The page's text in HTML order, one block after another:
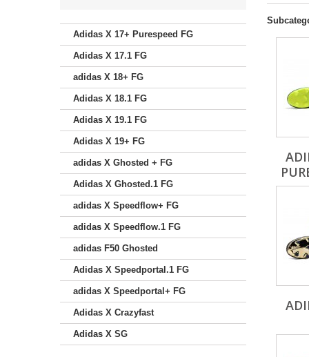
Adidas X 17+ Purespeed FG
Adidas X 17.1 FG
adidas X 18+ FG
Adidas X 18.1 FG
Adidas X 19.1 FG
Adidas X 19+ FG
adidas X Ghosted + FG
Adidas X Ghosted.1 FG
adidas X Speedflow+ FG
adidas X Speedflow.1 FG
adidas F50 Ghosted
Adidas X Speedportal.1 FG
adidas X Speedportal+ FG
Adidas X Crazyfast
Adidas X SG